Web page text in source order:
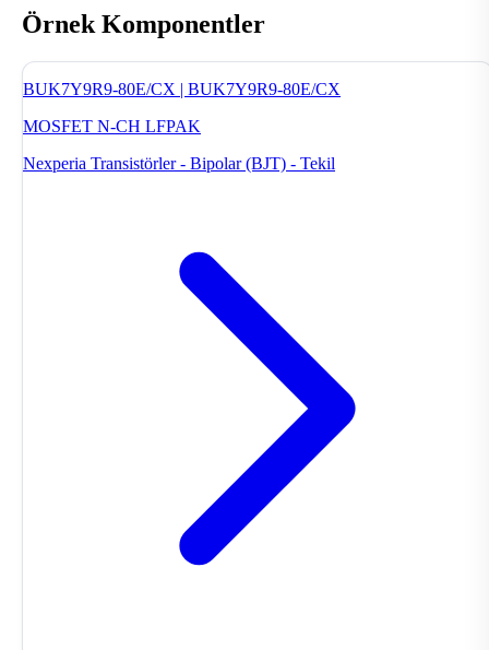
Örnek Komponentler
BUK7Y9R9-80E/CX | BUK7Y9R9-80E/CX
MOSFET N-CH LFPAK
Nexperia Transistörler - Bipolar (BJT) - Tekil